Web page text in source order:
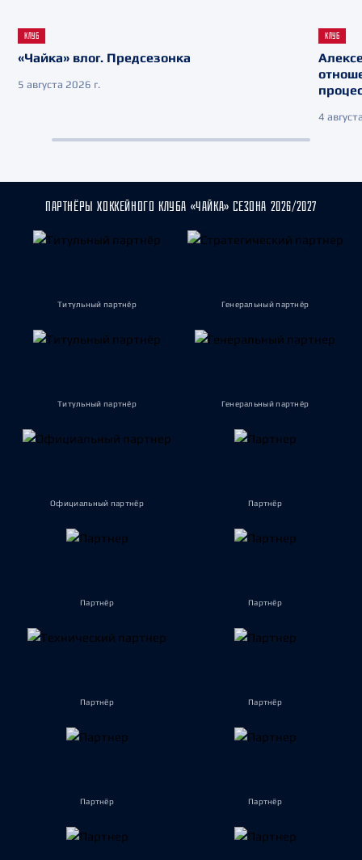
КЛУБ
«Чайка» влог. Предсезонка
5 августа 2026 г.
КЛУБ
4
ПАРТНЁРЫ ХОККЕЙНОГО КЛУБА «ЧАЙКА» СЕЗОНА 2026/2027
Титульный партнёр Генеральный партнёр
Титульный партнёр Генеральный партнёр
Официальный партнёр Партнёр
Партнёр Партнёр
Партнёр Партнёр
Партнёр Партнёр